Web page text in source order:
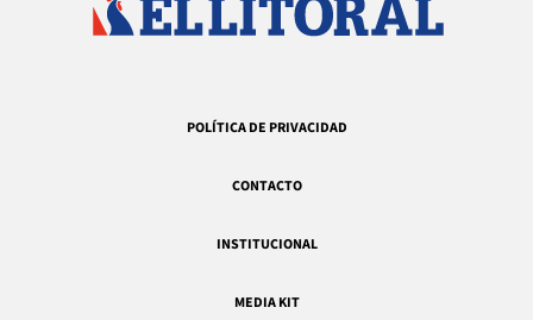
POLÍTICA DE PRIVACIDAD
CONTACTO
INSTITUCIONAL
MEDIA KIT